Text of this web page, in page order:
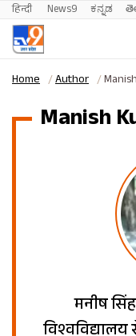
हिन्दी News9 ಕನ್ನಡ
Home Author
Manish
मनीष